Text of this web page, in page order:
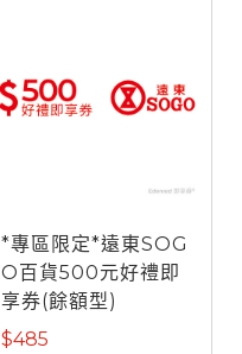
*專區限定*遠東SOG
O百貨500元好禮即
享券(餘額型)
$485